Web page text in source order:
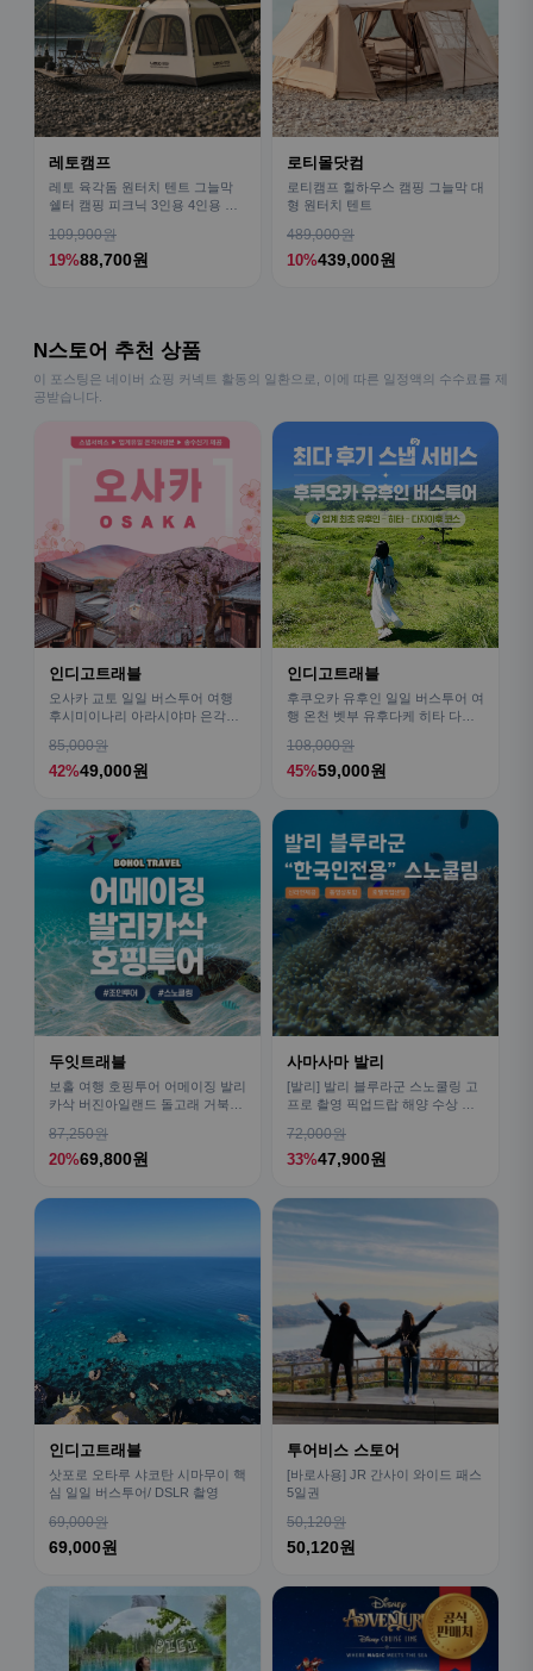
레토캠프
레토 육각돔 원터치 텐트 그늘막
쉘터 캠핑 피크닉 3인용 4인용 패
109,900원
19%88,700원
로티몰닷컴
로티캠프 힐하우스 캠핑 그늘막 대
형 원터치 텐트
489,000원
10%439,000원
N스토어 추천 상품
이 포스팅은 네이버 쇼핑 커넥트 활동의 일환으로, 이에 따른 일정액의 수수료를 제
공받습니다.
인디고트래블
오사카 교토 일일 버스투어 여행
후시미이나리 아라시야마 은각사
85,000원
42%49,000원
인디고트래블
후쿠오카 유후인 일일 버스투어 여
행 온천 벳부 유후다케 히타 다자
108,000원
45%59,000원
두잇트래블
보홀 여행 호핑투어 어메이징 발리
카삭 버진아일랜드 돌고래 거북이
87,250원
20%69,800원
사마사마 발리
[발리] 발리 블루라군 스노쿨링 고
프로 촬영 픽업드랍 해양 수상 액
72,000원
33%47,900원
인디고트래블
삿포로 오타루 샤코탄 시마무이 핵
심 일일 버스투어/ DSLR 촬영
69,000원
69,000원
투어비스 스토어
[바로사용] JR 간사이 와이드 패스
5일권
50,120원
50,120원